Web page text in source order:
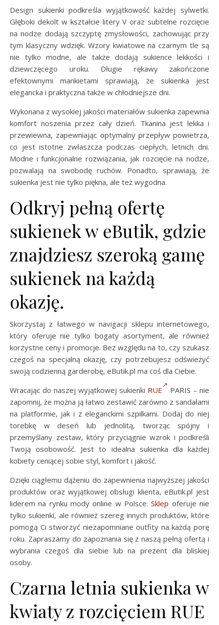
Design sukienki podkreśla wyjątkowość każdej sylwetki.
Głęboki dekolt w kształcie litery V oraz subtelne rozcięcie
na nodze dodają szczyptę zmysłowości, zachowując przy
tym klasyczny wdzięk. Wzory kwiatowe na czarnym tle są
nie tylko modne, ale także dodają sukience lekkości i
dziewczęcego uroku. Długie rękawy zakończone
efektownymi mankietami sprawiają, że sukienka jest
elegancka i praktyczna także w chłodniejsze dni.
Wykonana z wysokiej jakości materiałów sukienka zapewnia
komfort noszenia przez cały dzień. Tkanina jest lekka i
przewiewna, zapewniając optymalny przepływ powietrza,
co jest istotne zwłaszcza podczas ciepłych, letnich dni.
Modne i funkcjonalne rozwiązania, jak rozcięcie na nodze,
pozwalają na swobodę ruchów. Ponadto, sprawiają, że
sukienka jest nie tylko piękna, ale też wygodna.
Odkryj pełną ofertę
sukienek w eButik, gdzie
znajdziesz szeroką gamę
sukienek na każdą
okazję.
Skorzystaj z łatwego w navigacji sklepu internetowego,
który oferuje nie tylko bogaty asortyment, ale również
korzystne ceny i promocje. Bez względu na to, czy szukasz
czegoś na specjalną okazję, czy potrzebujesz odświeżyć
swoją codzienną garderobę, eButik.pl ma coś dla Ciebie.
Wracając do naszej wyjątkowej sukienki RUE
PARIS – nie
zapomnij, że można ją łatwo zestawić zarówno z sandałami
na platformie, jak i z eleganckimi szpilkami. Dodaj do niej
torebkę w deseń lub jednolitą, tworząc spójny i
przemyślany zestaw, który przyciągnie wzrok i podkreśli
Twoją osobowość. Jest to idealna sukienka dla każdej
kobiety ceniącej sobie styl, komfort i jakość.
Dzięki ciągłemu dążeniu do zapewnienia najwyższej jakości
produktów oraz wyjątkowej obsługi klienta, eButik.pl jest
liderem na rynku mody online w Polsce.Sklep oferuje nie
tylko sukienki, ale również szereg innych produktów, które
pomogą Ci stworzyć niezapomniane outfity na każdą porę
roku. Zapraszamy do zapoznania się z naszą pełną ofertą i
wybrania czegoś dla siebie lub na prezent dla bliskiej
osoby.
Czarna letnia sukienka w
kwiaty z rozcięciem RUE